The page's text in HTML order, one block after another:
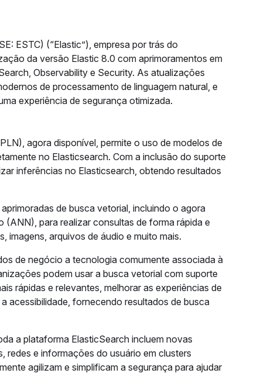
ESTC) (“Elastic”), empresa por trás do
da versão Elastic 8.0 com aprimoramentos em
Observability e Security. As atualizações
de processamento de linguagem natural, e
experiência de segurança otimizada.
agora disponível, permite o uso de modelos de
no Elasticsearch. Com a inclusão do suporte
inferências no Elasticsearch, obtendo resultados
de busca vetorial, incluindo o agora
para realizar consultas de forma rápida e
arquivos de áudio e muito mais.
de negócio a tecnologia comumente associada à
podem usar a busca vetorial com suporte
rápidas e relevantes, melhorar as experiências de
acessibilidade, fornecendo resultados de busca
a plataforma ElasticSearch incluem novas
redes e informações do usuário em clusters
agilizam e simplificam a segurança para ajudar